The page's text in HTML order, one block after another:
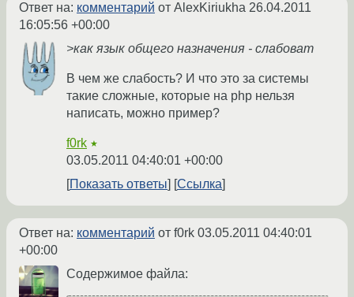
Ответ на: комментарий от AlexKiriukha 26.04.2011
16:05:56 +00:00
>как язык общего назначения - слабоват
В чем же слабость? И что это за системы
такие сложные, которые на php нельзя
написать, можно пример?
f0rk ★
03.05.2011 04:40:01 +00:00
Показать ответы
Ссылка
Ответ на: комментарий от f0rk 03.05.2011 04:40:01
+00:00
Содержимое файла: